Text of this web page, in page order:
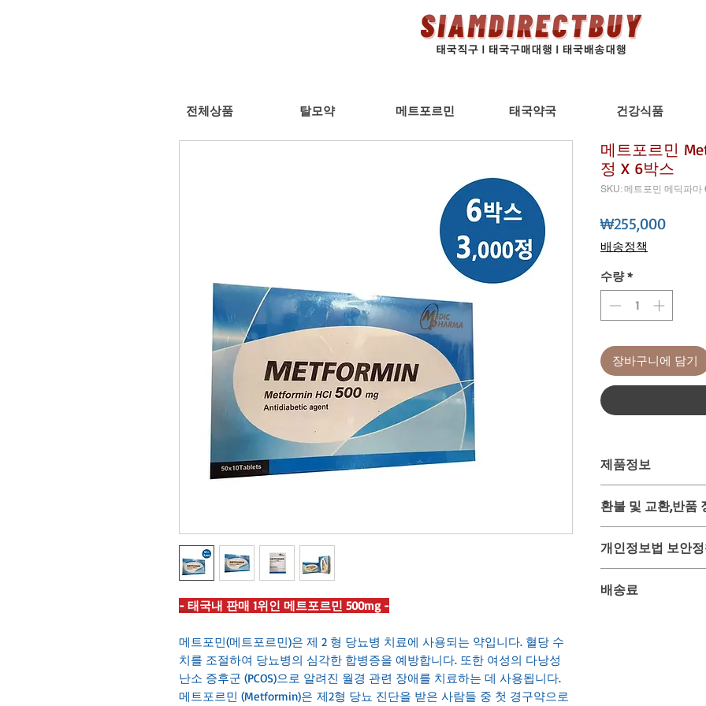
전체상품 탈모약 메트포르민 태국약국 건강식품
- 태국내 판매 1위인 메트포르민 500mg -
메트포민(메트포르민)은 제 2 형 당뇨병 치료에 사용되는 약입니다. 혈당 수
치를 조절하여 당뇨병의 심각한 합병증을 예방합니다. 또한 여성의 다낭성
난소 증후군 (PCOS)으로 알려진 월경 관련 장애를 치료하는 데 사용됩니다.
메트포르민 (Metformin)은 제2형 당뇨 진단을 받은 사람들 중 첫 경구약으로
메트포르민
정 X 6박스
SKU: 메트포민 메딕파마
₩255,000가
배송정책
수량 *
장바구니에 담기
제품정보
-한국내 사이트는"
요-
제품명 : 메트포르민
유통기한 : 제조일로
환불 및 교환,반품
시에 태국 온/오프 매
구매대행 상품입니다.
그러므로 주문 후 구
개인정보법 보안정
을 위하여만 사용되
배송료